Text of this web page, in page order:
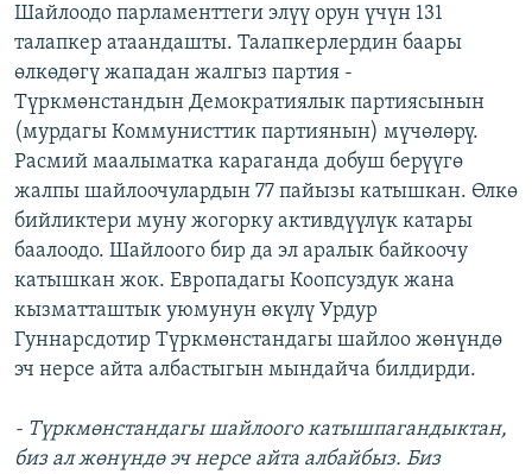
БИЗ ЖАНА ДҮЙНӨ
ДАНИСТЕ
ЭЖЕ-СИҢДИЛЕР
АЗАТТЫК+
ЫҢГАЙСЫЗ СУРООЛОР
Русский
ОНЛАЙН ШЕРИНЕ
ЭЕ/АРнун бардык сайттары
Шайлоодо парламенттеги элүү орун үчүн 131
талапкер атаандашты. Талапкерлердин баары
өлкөдөгү жападан жалгыз партия -
Түркмөнстандын Демократиялык партиясынын
(мурдагы Коммунисттик партиянын) мүчөлөрү.
Расмий маалыматка караганда добуш берүүгө
жалпы шайлоочулардын 77 пайызы катышкан. Өлкө
бийликтери муну жогорку активдүүлүк катары
баалоодо. Шайлоого бир да эл аралык байкоочу
катышкан жок. Европадагы Коопсуздук жана
кызматташтык уюмунун өкүлү Урдур
Гуннарсдотир Түркмөнстандагы шайлоо жөнүндө
эч нерсе айта албастыгын мындайча билдирди.
- Түркмөнстандагы шайлоого катышпагандыктан,
биз ал жөнүндө эч нерсе айта албайбыз. Биз